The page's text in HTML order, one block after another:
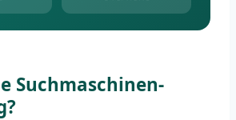
Suchmaschinen-